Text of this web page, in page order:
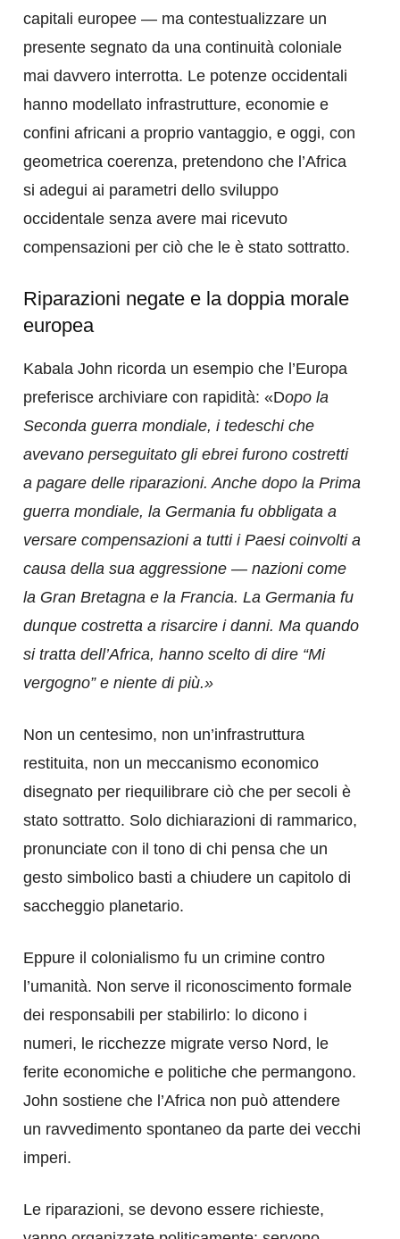
capitali europee — ma contestualizzare un
presente segnato da una continuità coloniale
mai davvero interrotta. Le potenze occidentali
hanno modellato infrastrutture, economie e
confini africani a proprio vantaggio, e oggi, con
geometrica coerenza, pretendono che l’Africa
si adegui ai parametri dello sviluppo
occidentale senza avere mai ricevuto
compensazioni per ciò che le è stato sottratto.
Riparazioni negate e la doppia morale
europea
Kabala John ricorda un esempio che l’Europa
preferisce archiviare con rapidità: «Dopo la
Seconda guerra mondiale, i tedeschi che
avevano perseguitato gli ebrei furono costretti
a pagare delle riparazioni. Anche dopo la Prima
guerra mondiale, la Germania fu obbligata a
versare compensazioni a tutti i Paesi coinvolti a
causa della sua aggressione — nazioni come
la Gran Bretagna e la Francia. La Germania fu
dunque costretta a risarcire i danni. Ma quando
si tratta dell’Africa, hanno scelto di dire “Mi
vergogno” e niente di più.»
Non un centesimo, non un’infrastruttura
restituita, non un meccanismo economico
disegnato per riequilibrare ciò che per secoli è
stato sottratto. Solo dichiarazioni di rammarico,
pronunciate con il tono di chi pensa che un
gesto simbolico basti a chiudere un capitolo di
saccheggio planetario.
Eppure il colonialismo fu un crimine contro
l’umanità. Non serve il riconoscimento formale
dei responsabili per stabilirlo: lo dicono i
numeri, le ricchezze migrate verso Nord, le
ferite economiche e politiche che permangono.
John sostiene che l’Africa non può attendere
un ravvedimento spontaneo da parte dei vecchi
imperi.
Le riparazioni, se devono essere richieste,